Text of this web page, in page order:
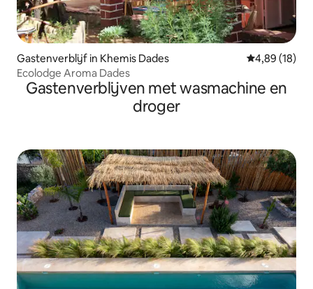
Gastenverblijf in Khemis Dades Gemiddelde
4,89 (18)
Ecolodge Aroma Dades
Gastenverblijven met wasmachine en
droger